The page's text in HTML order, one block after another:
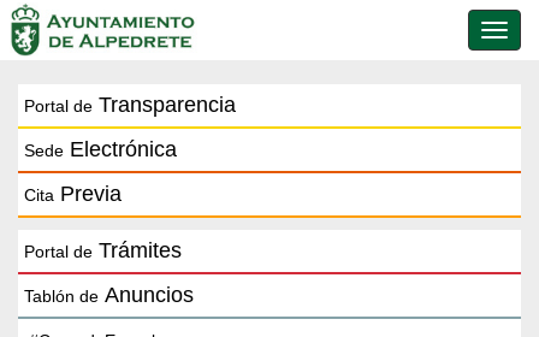
de
Portal de Transparencia
Sede Electrónica
Cita Previa
Portal de Trámites
Tablón de Anuncios